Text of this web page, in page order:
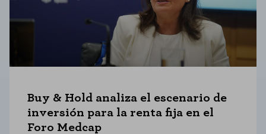
Buy & Hold analiza el escenario de
inversión para la renta fija en el
Foro Medcap